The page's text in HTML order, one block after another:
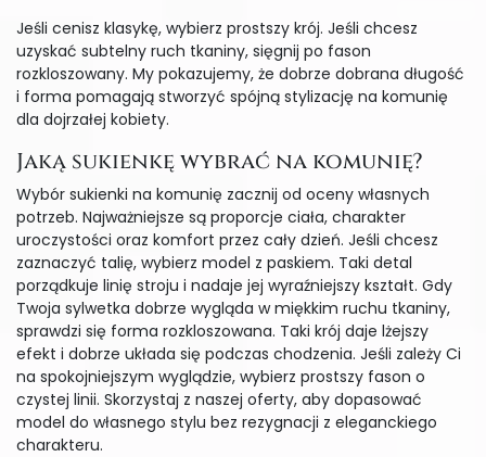
Jeśli cenisz klasykę, wybierz prostszy krój. Jeśli chcesz
uzyskać subtelny ruch tkaniny, sięgnij po fason
rozkloszowany. My pokazujemy, że dobrze dobrana długość
i forma pomagają stworzyć spójną stylizację na komunię
dla dojrzałej kobiety.
Jaką sukienkę wybrać na komunię?
Wybór sukienki na komunię zacznij od oceny własnych
potrzeb. Najważniejsze są proporcje ciała, charakter
uroczystości oraz komfort przez cały dzień. Jeśli chcesz
zaznaczyć talię, wybierz model z paskiem. Taki detal
porządkuje linię stroju i nadaje jej wyraźniejszy kształt. Gdy
Twoja sylwetka dobrze wygląda w miękkim ruchu tkaniny,
sprawdzi się forma rozkloszowana. Taki krój daje lżejszy
efekt i dobrze układa się podczas chodzenia. Jeśli zależy Ci
na spokojniejszym wyglądzie, wybierz prostszy fason o
czystej linii. Skorzystaj z naszej oferty, aby dopasować
model do własnego stylu bez rezygnacji z eleganckiego
charakteru.